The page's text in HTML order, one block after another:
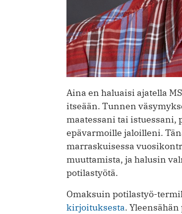
Aina en haluaisi ajatella
itseään. Tunnen
maatessani tai
epävarmoille jaloilleni.
marraskuisessa
muuttamista, ja halusin
potilastyötä.
Omaksuin potilastyö-
kirjoituksesta.